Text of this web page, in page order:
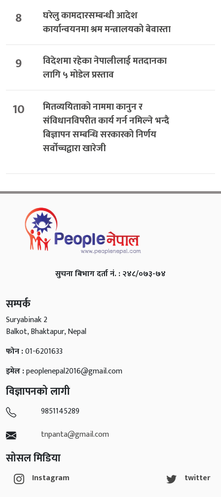
8
घरेलु कामदारसम्बन्धी आदेश
कार्यान्वयनमा श्रम मन्त्रालयको बेवास्ता
9
विदेशमा रहेका नेपालीलाई मतदानका
लागि ५ मोडेल प्रस्ताव
10
मितव्ययिताको नाममा कानुन र
संविधानविपरीत कार्य गर्न नमिल्ने भन्दै
बिज्ञापन सम्बन्धि सरकारको निर्णय
सर्वोच्चद्वारा खारेजी
सुचना बिभाग दर्ता नं. : २४८/०७३-७४
सम्पर्क
Suryabinak 2
Balkot, Bhaktapur, Nepal
फोन :01-6201633
इमेल :peoplenepal2016@gmail.com
विज्ञापनको लागी
9851145289
tnpanta@gmail.com
सोसल मिडिया
Instagram
twitter